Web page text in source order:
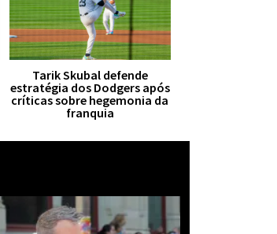
Tarik Skubal defende
estratégia dos Dodgers após
críticas sobre hegemonia da
franquia